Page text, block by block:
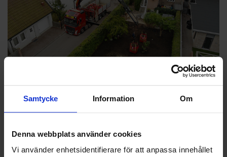
Samtycke Information Om
Denna webbplats använder cookies
Vi använder enhetsidentifierare för att anpassa innehållet
Hösten är bästa tiden att anlägga gräsmatta. Oavsett om du
fåglarna mätta.